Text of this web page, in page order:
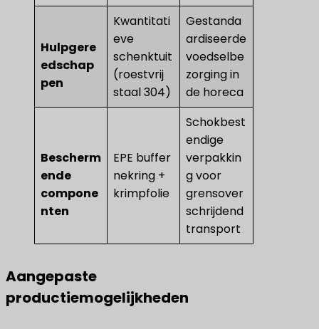
Hulpgere
edschap
pen
Kwantitati
eve
schenktuit
(roestvrij
staal 304)
Gestanda
ardiseerde
voedselbe
zorging in
de horeca
Bescherm
ende
compone
nten
EPE buffer
nekring +
krimpfolie
Schokbest
endige
verpakkin
g voor
grensover
schrijdend
transport
Aangepaste
productiemogelijkheden